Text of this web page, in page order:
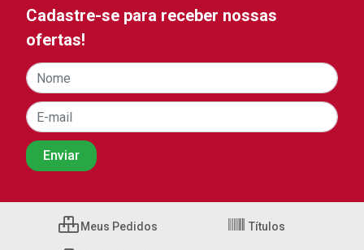
Cadastre-se para receber nossas
ofertas!
Meus Pedidos Títulos